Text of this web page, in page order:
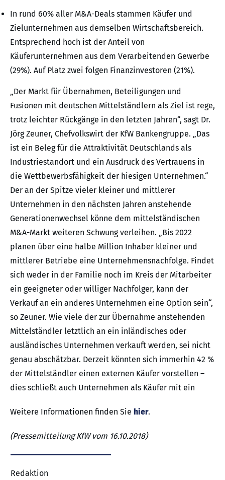
In rund 60% aller M&A-Deals stammen Käufer und
Zielunternehmen aus demselben Wirtschaftsbereich.
Entsprechend hoch ist der Anteil von
Käuferunternehmen aus dem Verarbeitenden Gewerbe
(29%). Auf Platz zwei folgen Finanzinvestoren (21%).
„Der Markt für Übernahmen, Beteiligungen und
Fusionen mit deutschen Mittelständlern als Ziel ist rege,
trotz leichter Rückgänge in den letzten Jahren“, sagt Dr.
Jörg Zeuner, Chefvolkswirt der KfW Bankengruppe. „Das
ist ein Beleg für die Attraktivität Deutschlands als
Industriestandort und ein Ausdruck des Vertrauens in
die Wettbewerbsfähigkeit der hiesigen Unternehmen.“
Der an der Spitze vieler kleiner und mittlerer
Unternehmen in den nächsten Jahren anstehende
Generationenwechsel könne dem mittelständischen
M&A-Markt weiteren Schwung verleihen. „Bis 2022
planen über eine halbe Million Inhaber kleiner und
mittlerer Betriebe eine Unternehmensnachfolge. Findet
sich weder in der Familie noch im Kreis der Mitarbeiter
ein geeigneter oder williger Nachfolger, kann der
Verkauf an ein anderes Unternehmen eine Option sein“,
so Zeuner. Wie viele der zur Übernahme anstehenden
Mittelständler letztlich an ein inländisches oder
ausländisches Unternehmen verkauft werden, sei nicht
genau abschätzbar. Derzeit könnten sich immerhin 42 %
der Mittelständler einen externen Käufer vorstellen –
dies schließt auch Unternehmen als Käufer mit ein
Weitere Informationen finden Sie hier.
(Pressemitteilung KfW vom 16.10.2018)
Redaktion